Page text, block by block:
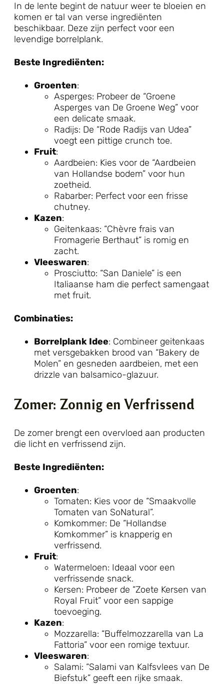
In de lente begint de natuur weer te bloeien en
komen er tal van verse ingrediënten
beschikbaar. Deze zijn perfect voor een
levendige borrelplank.
Beste Ingrediënten:
Groenten:
Asperges: Probeer de “Groene
Asperges van De Groene Weg” voor
een delicate smaak.
Radijs: De “Rode Radijs van Udea”
voegt een pittige crunch toe.
Fruit:
Aardbeien: Kies voor de “Aardbeien
van Hollandse bodem” voor hun
zoetheid.
Rabarber: Perfect voor een frisse
chutney.
Kazen:
Geitenkaas: “Chèvre frais van
Fromagerie Berthaut” is romig en
zacht.
Vleeswaren:
Prosciutto: “San Daniele” is een
Italiaanse ham die perfect samengaat
met fruit.
Combinaties:
Borrelplank Idee: Combineer geitenkaas
met versgebakken brood van “Bakery de
Molen” en gesneden aardbeien, met een
drizzle van balsamico-glazuur.
Zomer: Zonnig en Verfrissend
De zomer brengt een overvloed aan producten
die licht en verfrissend zijn.
Beste Ingrediënten:
Groenten:
Tomaten: Kies voor de “Smaakvolle
Tomaten van SoNatural”.
Komkommer: De “Hollandse
Komkommer” is knapperig en
verfrissend.
Fruit:
Watermeloen: Ideaal voor een
verfrissende snack.
Kersen: Probeer de “Zoete Kersen van
Royal Fruit” voor een sappige
toevoeging.
Kazen:
Mozzarella: “Buffelmozzarella van La
Fattoria” voor een romige textuur.
Vleeswaren:
Salami: “Salami van Kalfsvlees van De
Biefstuk” geeft een rijke smaak.